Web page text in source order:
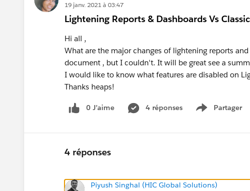
19 janv. 2021 à 03:47
Lightening Reports & Dashboards Vs
Hi all ,
What are the major changes of lightening reports
document , but I couldn't. It will be great see a
I would like to know what features are disabled on
Thanks heaps!
0 J’aime 4 réponses Partager
Show menu
4 réponses
Piyush Singhal (HIC Global Solutions)